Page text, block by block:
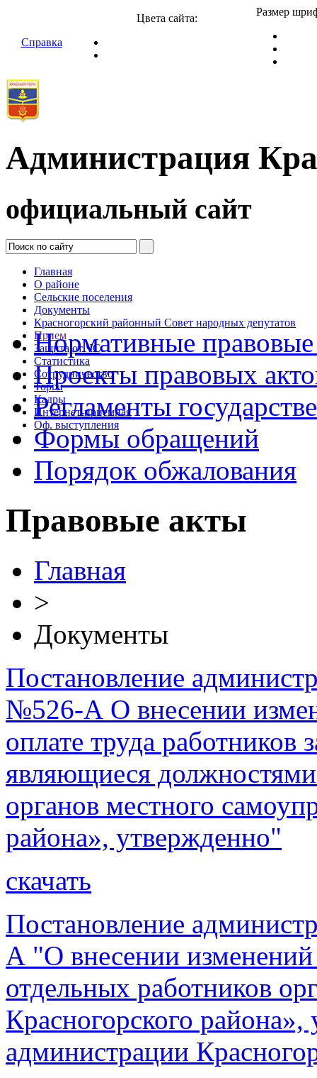
Справка
Цвета сайта:
Размер
Администрация
официальный сайт
Главная
О районе
Сельские поселения
Документы
Красногорский районный Совет народных депутатов
Прием
Защита от ЧС
Статистика
Сотрудничество
Торги
Кадры
Интернет-приемная
Оф. выступления
Нормативные
Проекты правовых
Регламенты
Формы обращений
Порядок обжалования
Правовые акты
Главная
>
Документы
Постановление
№526-А О внесении
оплате труда
являющиеся
органов местного
района», утвержденно"
скачать
Постановление
А "О внесении
отдельных работников
Красногорского
администрации